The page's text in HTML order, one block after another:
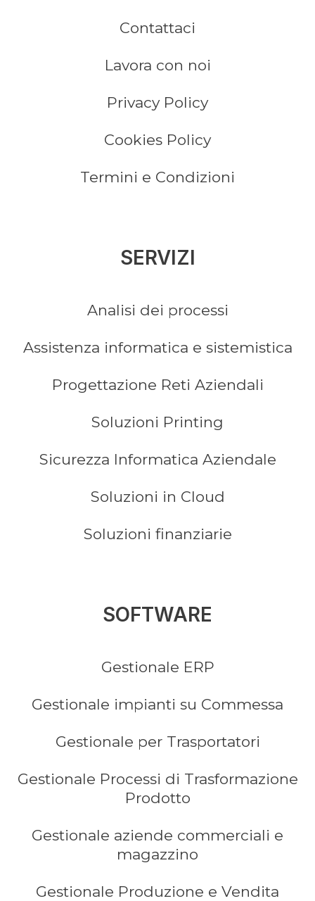
Contattaci
Lavora con noi
Privacy Policy
Cookies Policy
Termini e Condizioni
SERVIZI
Analisi dei processi
Assistenza informatica e sistemistica
Progettazione Reti Aziendali
Soluzioni Printing
Sicurezza Informatica Aziendale
Soluzioni in Cloud
Soluzioni finanziarie
SOFTWARE
Gestionale ERP
Gestionale impianti su Commessa
Gestionale per Trasportatori
Gestionale Processi di Trasformazione
Prodotto
Gestionale aziende commerciali e
magazzino
Gestionale Produzione e Vendita